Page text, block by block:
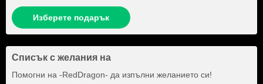
Изберете подарък
Списък с желания на
Помогни на -RedDragon- да изпълни желанието си!